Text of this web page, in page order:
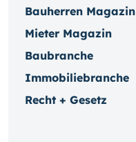
Bauherren Magazin
Mieter Magazin
Baubranche
Immobiliebranche
Recht + Gesetz